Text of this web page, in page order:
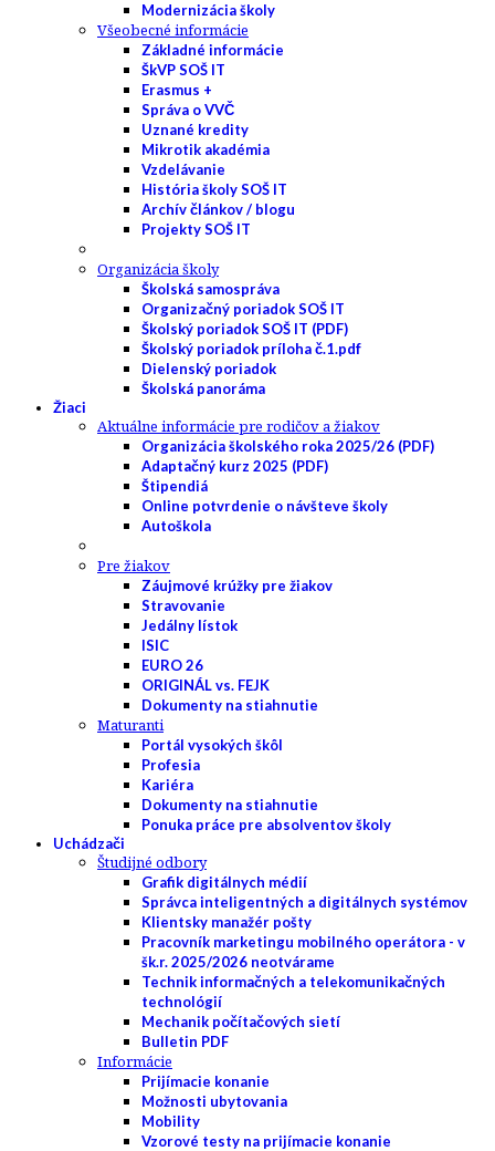
Modernizácia školy
Všeobecné informácie
Základné informácie
ŠkVP SOŠ IT
Erasmus +
Správa o VVČ
Uznané kredity
Mikrotik akadémia
Vzdelávanie
História školy SOŠ IT
Archív článkov / blogu
Projekty SOŠ IT
Organizácia školy
Školská samospráva
Organizačný poriadok SOŠ IT
Školský poriadok SOŠ IT (PDF)
Školský poriadok príloha č.1.pdf
Dielenský poriadok
Školská panoráma
Žiaci
Aktuálne informácie pre rodičov a žiakov
Organizácia školského roka 2025/26 (PDF)
Adaptačný kurz 2025 (PDF)
Štipendiá
Online potvrdenie o návšteve školy
Autoškola
Pre žiakov
Záujmové krúžky pre žiakov
Stravovanie
Jedálny lístok
ISIC
EURO 26
ORIGINÁL vs. FEJK
Dokumenty na stiahnutie
Maturanti
Portál vysokých škôl
Profesia
Kariéra
Dokumenty na stiahnutie
Ponuka práce pre absolventov školy
Uchádzači
Študijné odbory
Grafik digitálnych médií
Správca inteligentných a digitálnych systémov
Klientsky manažér pošty
Pracovník marketingu mobilného operátora - v
šk.r. 2025/2026 neotvárame
Technik informačných a telekomunikačných
technológií
Mechanik počítačových sietí
Bulletin PDF
Informácie
Prijímacie konanie
Možnosti ubytovania
Mobility
Vzorové testy na prijímacie konanie